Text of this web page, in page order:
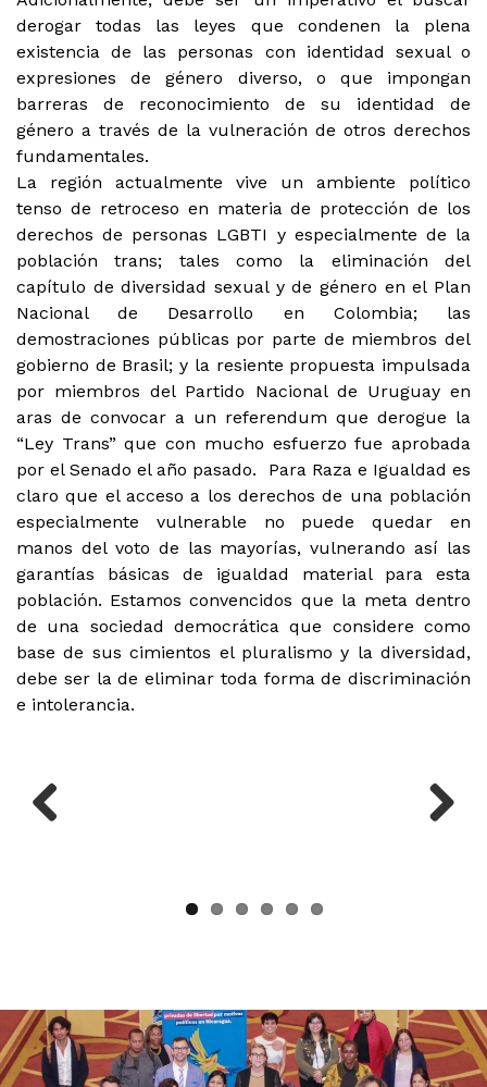
derogar todas las leyes que condenen la plena
existencia de las personas con identidad sexual o
expresiones de género diverso, o que impongan
barreras de reconocimiento de su identidad de
género a través de la vulneración de otros derechos
fundamentales.
La región actualmente vive un ambiente político
tenso de retroceso en materia de protección de los
derechos de personas LGBTI y especialmente de la
población trans; tales como la eliminación del
capítulo de diversidad sexual y de género en el Plan
Nacional de Desarrollo en Colombia; las
demostraciones públicas por parte de miembros del
gobierno de Brasil; y la resiente propuesta impulsada
por miembros del Partido Nacional de Uruguay en
aras de convocar a un referendum que derogue la
“Ley Trans” que con mucho esfuerzo fue aprobada
por el Senado el año pasado. Para Raza e Igualdad es
claro que el acceso a los derechos de una población
especialmente vulnerable no puede quedar en
manos del voto de las mayorías, vulnerando así las
garantías básicas de igualdad material para esta
población. Estamos convencidos que la meta dentro
de una sociedad democrática que considere como
base de sus cimientos el pluralismo y la diversidad,
debe ser la de eliminar toda forma de discriminación
e intolerancia.